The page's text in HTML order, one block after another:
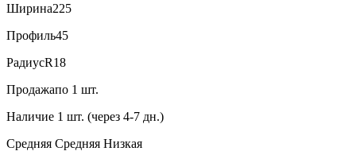
Ширина225
Профиль45
РадиусR18
Продажапо 1 шт.
Наличие 1 шт. (через 4-7 дн.)
Средняя Средняя Низкая